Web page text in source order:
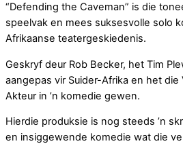
“Defending the Caveman” is die
speelvak en mees suksesvolle solo
Afrikaanse teatergeskiedenis.
Geskryf deur Rob Becker, het Tim
aangepas vir Suider-Afrika en het die
Akteur in ’n komedie gewen.
Hierdie produksie is nog steeds ’n
en insiggewende komedie wat die